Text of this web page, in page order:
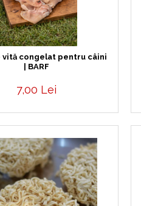
vită congelat pentru câini
| BARF
7,00 Lei